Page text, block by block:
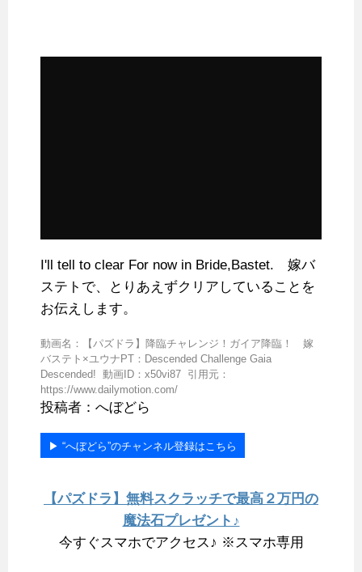
I'll tell to clear For now in Bride,Bastet. 嫁バ
ステトで、とりあえずクリアしていることを
お伝えします。
動画名：【パズドラ】降臨チャレンジ！ガイア降臨！ 嫁
バステト×ユウナPT：Descended Challenge Gaia
Descended! 動画ID：x50vi87 引用元：
https://www.dailymotion.com/
投稿者：へぼどら
▶︎ “へぼどら”のチャンネル登録はこちら
【パズドラ】無料スクラッチで最高２万円の
魔法石プレゼント♪
今すぐスマホでアクセス♪ ※スマホ専用